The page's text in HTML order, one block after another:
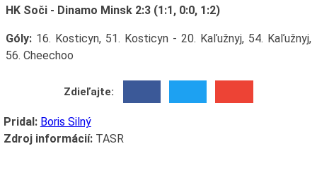
HK Soči - Dinamo Minsk 2:3 (1:1, 0:0, 1:2)
Góly:16. Kosticyn, 51. Kosticyn - 20. Kaľužnyj, 54. Kaľužnyj,
56. Cheechoo
Zdieľajte:
Pridal: Boris Silný
Zdroj informácií:TASR